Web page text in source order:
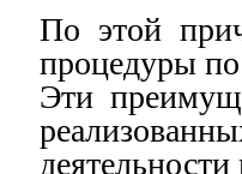
По этой
процедуры
Эти